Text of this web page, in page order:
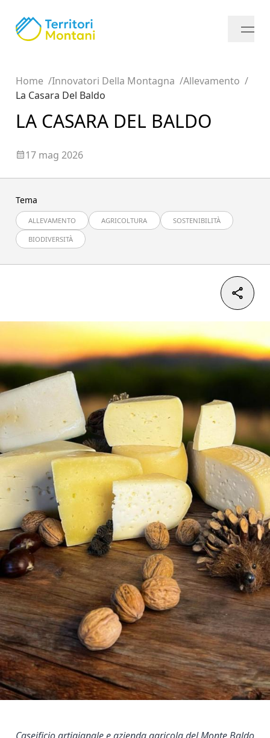
Home Innovatori Della Montagna
Allevamento
La Casara Del Baldo
LA CASARA DEL BALDO
17 mag 2026
Tema
ALLEVAMENTO AGRICOLTURA SOSTENIBILITÀ
BIODIVERSITÀ